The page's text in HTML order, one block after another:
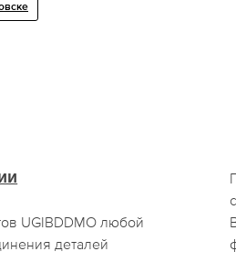
UGIBDDMO любой
деталей